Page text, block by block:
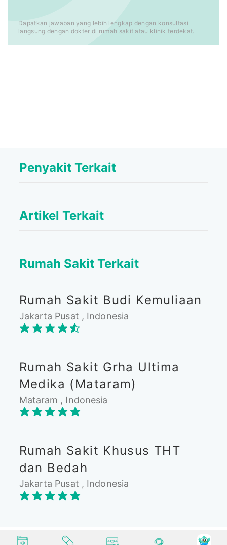
Dapatkan jawaban yang lebih lengkap dengan konsultasi
langsung dengan dokter di rumah sakit atau klinik terdekat.
Penyakit Terkait
Artikel Terkait
Rumah Sakit Terkait
Rumah Sakit Budi Kemuliaan
Jakarta Pusat , Indonesia
Rumah Sakit Grha Ultima
Medika (Mataram)
Mataram , Indonesia
Rumah Sakit Khusus THT
dan Bedah
Jakarta Pusat , Indonesia